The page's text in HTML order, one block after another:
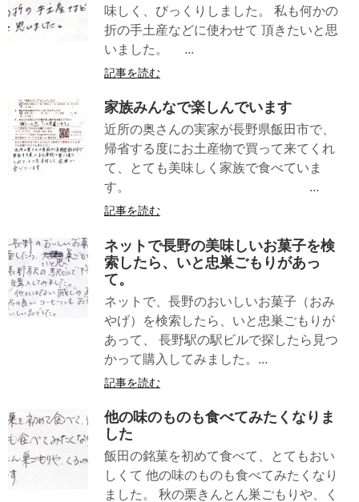
味しく、びっくりしました。 私も何かの
折の手土産などに使わせて 頂きたいと思
いました。 ...
記事を読む
家族みんなで楽しんでいます
近所の奥さんの実家が長野県飯田市で、
帰省する度にお土産物で買って来てくれ
て、とても美味しく家族で食べていま
す。 ...
記事を読む
ネットで長野の美味しいお菓子を検
索したら、いと忠巣ごもりがあっ
て。
ネットで、長野のおいしいお菓子（おみ
やげ）を検索したら、いと忠巣ごもりが
あって、 長野駅の駅ビルで探したら見つ
かって購入してみました。...
記事を読む
他の味のものも食べてみたくなりま
した
飯田の銘菓を初めて食べて、とてもおい
しくて 他の味のものも食べてみたくなり
ました。 秋の栗きんとん巣ごもりや、く